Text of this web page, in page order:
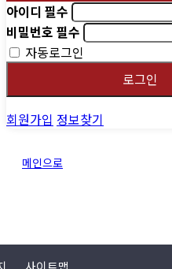
아이디 필수
비밀번호 필수
자동로그인
로그인
회원가입 정보찾기
메인으로